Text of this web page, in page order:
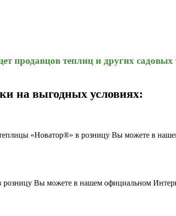
теплиц и других садовых
на выгодных условиях:
«Новатор®» в розницу Вы можете в
розницу Вы можете в нашем официальном